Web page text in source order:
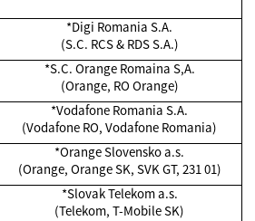
*Digi Romania S.A.
(S.C. RCS & RDS S.A.)
*S.C. Orange Romaina S,A.
(Orange, RO Orange)
*Vodafone Romania S.A.
(Vodafone RO, Vodafone Romania)
*Orange Slovensko a.s.
(Orange, Orange SK, SVK GT, 231 01)
*Slovak Telekom a.s.
(Telekom, T-Mobile SK)